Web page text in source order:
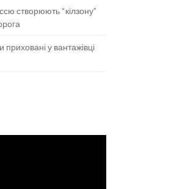
створюють “кілзону”
приховані у вантажівці